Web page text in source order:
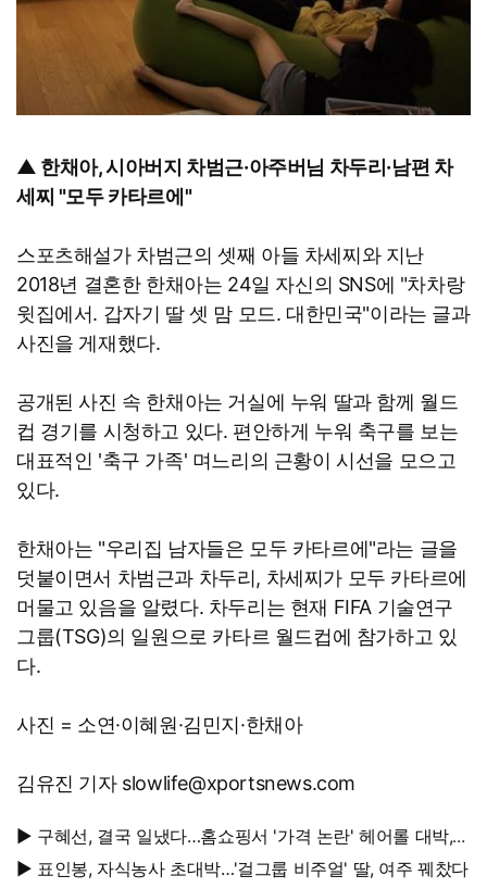
▲ 한채아, 시아버지 차범근·아주버님 차두리·남편 차
세찌 "모두 카타르에"
스포츠해설가 차범근의 셋째 아들 차세찌와 지난
2018년 결혼한 한채아는 24일 자신의 SNS에 "차차랑
윗집에서. 갑자기 딸 셋 맘 모드. 대한민국"이라는 글과
사진을 게재했다.
공개된 사진 속 한채아는 거실에 누워 딸과 함께 월드
컵 경기를 시청하고 있다. 편안하게 누워 축구를 보는
대표적인 '축구 가족' 며느리의 근황이 시선을 모으고
있다.
한채아는 "우리집 남자들은 모두 카타르에"라는 글을
덧붙이면서 차범근과 차두리, 차세찌가 모두 카타르에
머물고 있음을 알렸다. 차두리는 현재 FIFA 기술연구
그룹(TSG)의 일원으로 카타르 월드컵에 참가하고 있
다.
사진 = 소연·이혜원·김민지·한채아
김유진 기자 slowlife@xportsnews.com
▶ 구혜선, 결국 일냈다…홈쇼핑서 '가격 논란' 헤어롤 대박,
무려 '3만 장' 돌파
▶ 표인봉, 자식농사 초대박…'걸그룹 비주얼' 딸, 여주 꿰찼다